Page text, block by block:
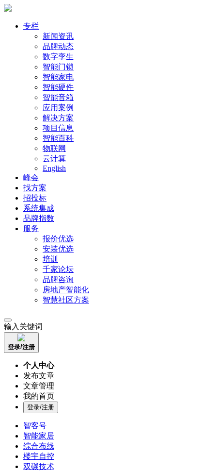
专栏
新闻资讯
品牌动态
数字孪生
智能门锁
智能家电
智能硬件
智能音箱
应用案例
解决方案
项目信息
智能百科
物联网
云计算
English
峰会
找方案
招投标
系统集成
品牌指数
服务
报价优选
安装优选
培训
千家论坛
品牌咨询
房地产智能化
智慧社区方案
输入关键词
登录/注册
个人中心
发布文章
文章管理
我的首页
登录/注册
智客号
智能家居
综合布线
楼宇自控
双碳技术